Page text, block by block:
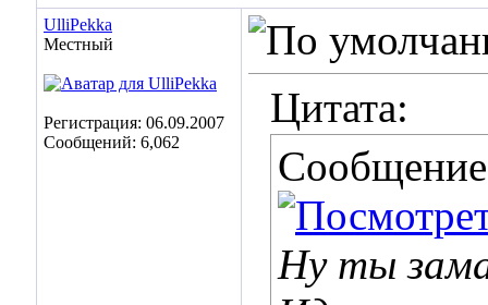
UlliPekka
Местный
Регистрация: 06.09.2007
Сообщений: 6,062
Цитата:
Ну ты